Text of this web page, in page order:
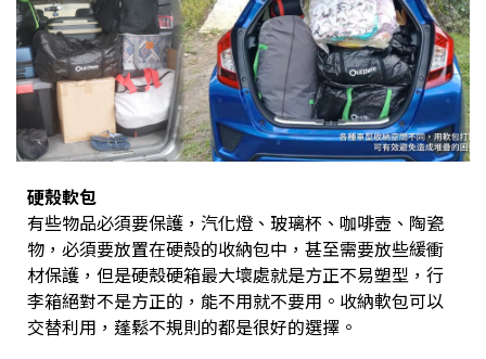
硬殼軟包
有些物品必須要保護，汽化燈、玻璃杯、咖啡壺、陶瓷
物，必須要放置在硬殼的收納包中，甚至需要放些緩衝
材保護，但是硬殼硬箱最大壞處就是方正不易塑型，行
李箱絕對不是方正的，能不用就不要用。收納軟包可以
交替利用，蓬鬆不規則的都是很好的選擇。